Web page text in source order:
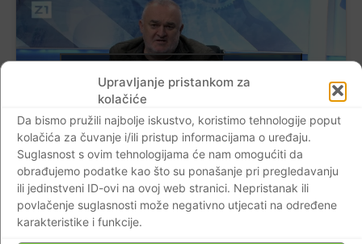
Upravljanje pristankom za
kolačiće
Da bismo pružili najbolje iskustvo, koristimo tehnologije poput
kolačića za čuvanje i/ili pristup informacijama o uređaju.
Suglasnost s ovim tehnologijama će nam omogućiti da
obrađujemo podatke kao što su ponašanje pri pregledavanju
ili jedinstveni ID-ovi na ovoj web stranici. Nepristanak ili
povlačenje suglasnosti može negativno utjecati na određene
karakteristike i funkcije.
kolačiće i omogućili ovaj sadržaj
G.S.